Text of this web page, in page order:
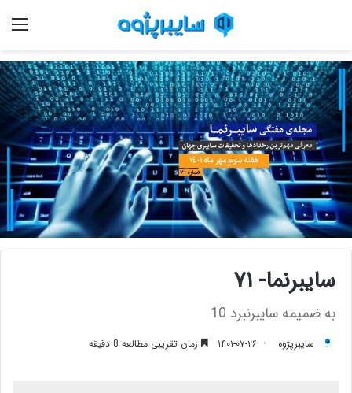
سایبرنما- ۷۱
به ضمیمه سایبرنبرد 10
سایبرپژوه ۱۴۰۱-۰۷-۲۶ زمان تقریبی مطالعه 8 دقیقه